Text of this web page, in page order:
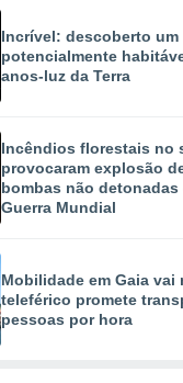
Incrível: descoberto um
potencialmente
anos-luz da Terra
Incêndios florestais no
provocaram explosão
bombas não detonadas
Guerra Mundial
Mobilidade em Gaia vai
teleférico promete
pessoas por hora